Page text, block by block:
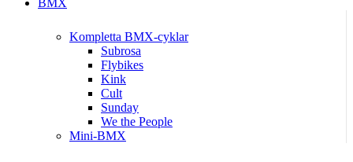
BMX
Kompletta BMX-cyklar
Subrosa
Flybikes
Kink
Cult
Sunday
We the People
Mini-BMX